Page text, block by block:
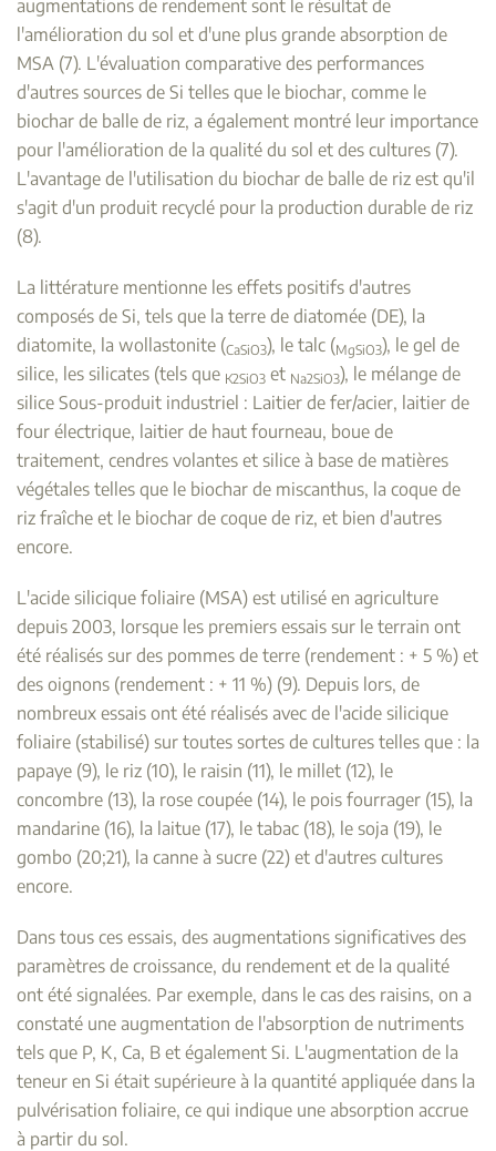
augmentations de rendement sont le résultat de
l'amélioration du sol et d'une plus grande absorption de
MSA (7). L'évaluation comparative des performances
d'autres sources de Si telles que le biochar, comme le
biochar de balle de riz, a également montré leur importance
pour l'amélioration de la qualité du sol et des cultures (7).
L'avantage de l'utilisation du biochar de balle de riz est qu'il
s'agit d'un produit recyclé pour la production durable de riz
(8).
La littérature mentionne les effets positifs d'autres
composés de Si, tels que la terre de diatomée (DE), la
diatomite, la wollastonite (CaSiO3), le talc (MgSiO3), le gel de
silice, les silicates (tels que K2SiO3 et Na2SiO3), le mélange de
silice Sous-produit industriel : Laitier de fer/acier, laitier de
four électrique, laitier de haut fourneau, boue de
traitement, cendres volantes et silice à base de matières
végétales telles que le biochar de miscanthus, la coque de
riz fraîche et le biochar de coque de riz, et bien d'autres
encore.
L'acide silicique foliaire (MSA) est utilisé en agriculture
depuis 2003, lorsque les premiers essais sur le terrain ont
été réalisés sur des pommes de terre (rendement : + 5 %) et
des oignons (rendement : + 11 %) (9). Depuis lors, de
nombreux essais ont été réalisés avec de l'acide silicique
foliaire (stabilisé) sur toutes sortes de cultures telles que : la
papaye (9), le riz (10), le raisin (11), le millet (12), le
concombre (13), la rose coupée (14), le pois fourrager (15), la
mandarine (16), la laitue (17), le tabac (18), le soja (19), le
gombo (20;21), la canne à sucre (22) et d'autres cultures
encore.
Dans tous ces essais, des augmentations significatives des
paramètres de croissance, du rendement et de la qualité
ont été signalées. Par exemple, dans le cas des raisins, on a
constaté une augmentation de l'absorption de nutriments
tels que P, K, Ca, B et également Si. L'augmentation de la
teneur en Si était supérieure à la quantité appliquée dans la
pulvérisation foliaire, ce qui indique une absorption accrue
à partir du sol.